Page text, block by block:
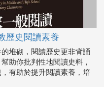
歷史閱讀素養
堆砌，閱讀歷史更非背誦
助你批判性地閱讀史料，
有助於提升閱讀素養，培